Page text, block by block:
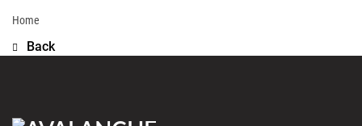
Home
Back